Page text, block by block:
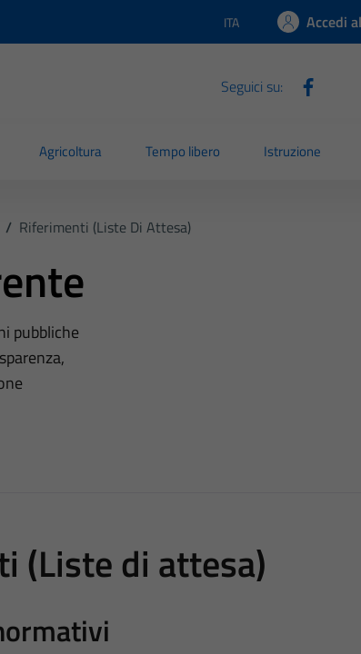
Lingua attiva:
ITA Accedi
Seguici su:
Agricoltura Tempo libero Istruzione
/ Riferimenti (Liste Di Attesa)
pubbliche
(Liste di attesa)